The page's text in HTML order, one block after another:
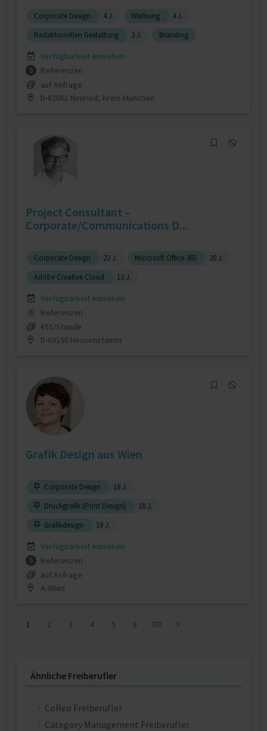
Corporate Design 4 J. Werbung
4 J.
Redaktionellen Gestaltung
3 J. Branding
Verfügbarkeit einsehen
5
Referenzen
auf Anfrage
D-82061 Neuried, Kreis München
Project Consultant –
Corporate/Communications D...
Corporate Design 22 J. Microsoft Office 365
20 J.
Adobe Creative Cloud
13 J.
Verfügbarkeit einsehen
0
Referenzen
€55/Stunde
D-63150 Heusenstamm
Grafik Design aus Wien
Corporate Design
18 J.
Druckgrafik (Print Design)
18 J.
Grafikdesign
18 J.
Verfügbarkeit einsehen
5
Referenzen
auf Anfrage
A-Wien
1 2 3 4 5 6 707
Ähnliche Freiberufler
CoRep Freiberufler
Category Management Freiberufler